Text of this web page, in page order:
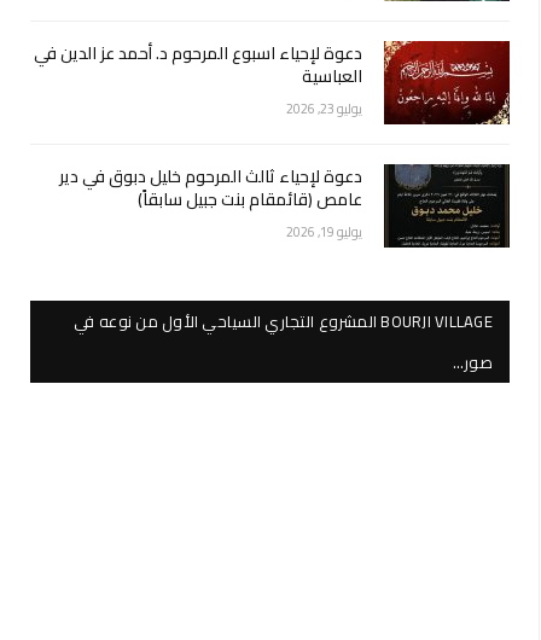
دعوة لإحياء اسبوع المرحوم د. أحمد عز الدين في
العباسية
يوليو 23, 2026
دعوة لإحياء ثالث المرحوم خليل دبوق في دير
عامص (قائمقام بنت جبيل سابقاً)
يوليو 19, 2026
BOURJI VILLAGE المشروع التجاري السياحي الأول من نوعه في
صور…